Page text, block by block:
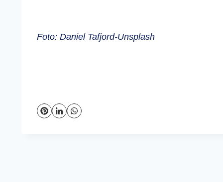
Foto: Daniel Tafjord-Unsplash